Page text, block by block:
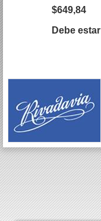
$649,84
Debe estar